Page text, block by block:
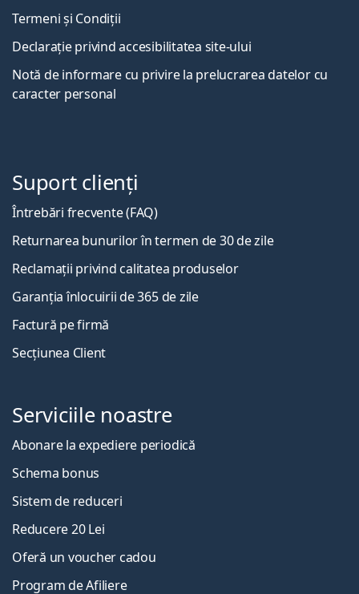
Termeni și Condiții
Declarație privind accesibilitatea site-ului
Notă de informare cu privire la prelucrarea datelor cu
caracter personal
Suport clienți
Întrebări frecvente (FAQ)
Returnarea bunurilor în termen de 30 de zile
Reclamații privind calitatea produselor
Garanția înlocuirii de 365 de zile
Factură pe firmă
Secțiunea Client
Serviciile noastre
Abonare la expediere periodică
Schema bonus
Sistem de reduceri
Reducere 20 Lei
Oferă un voucher cadou
Program de Afiliere